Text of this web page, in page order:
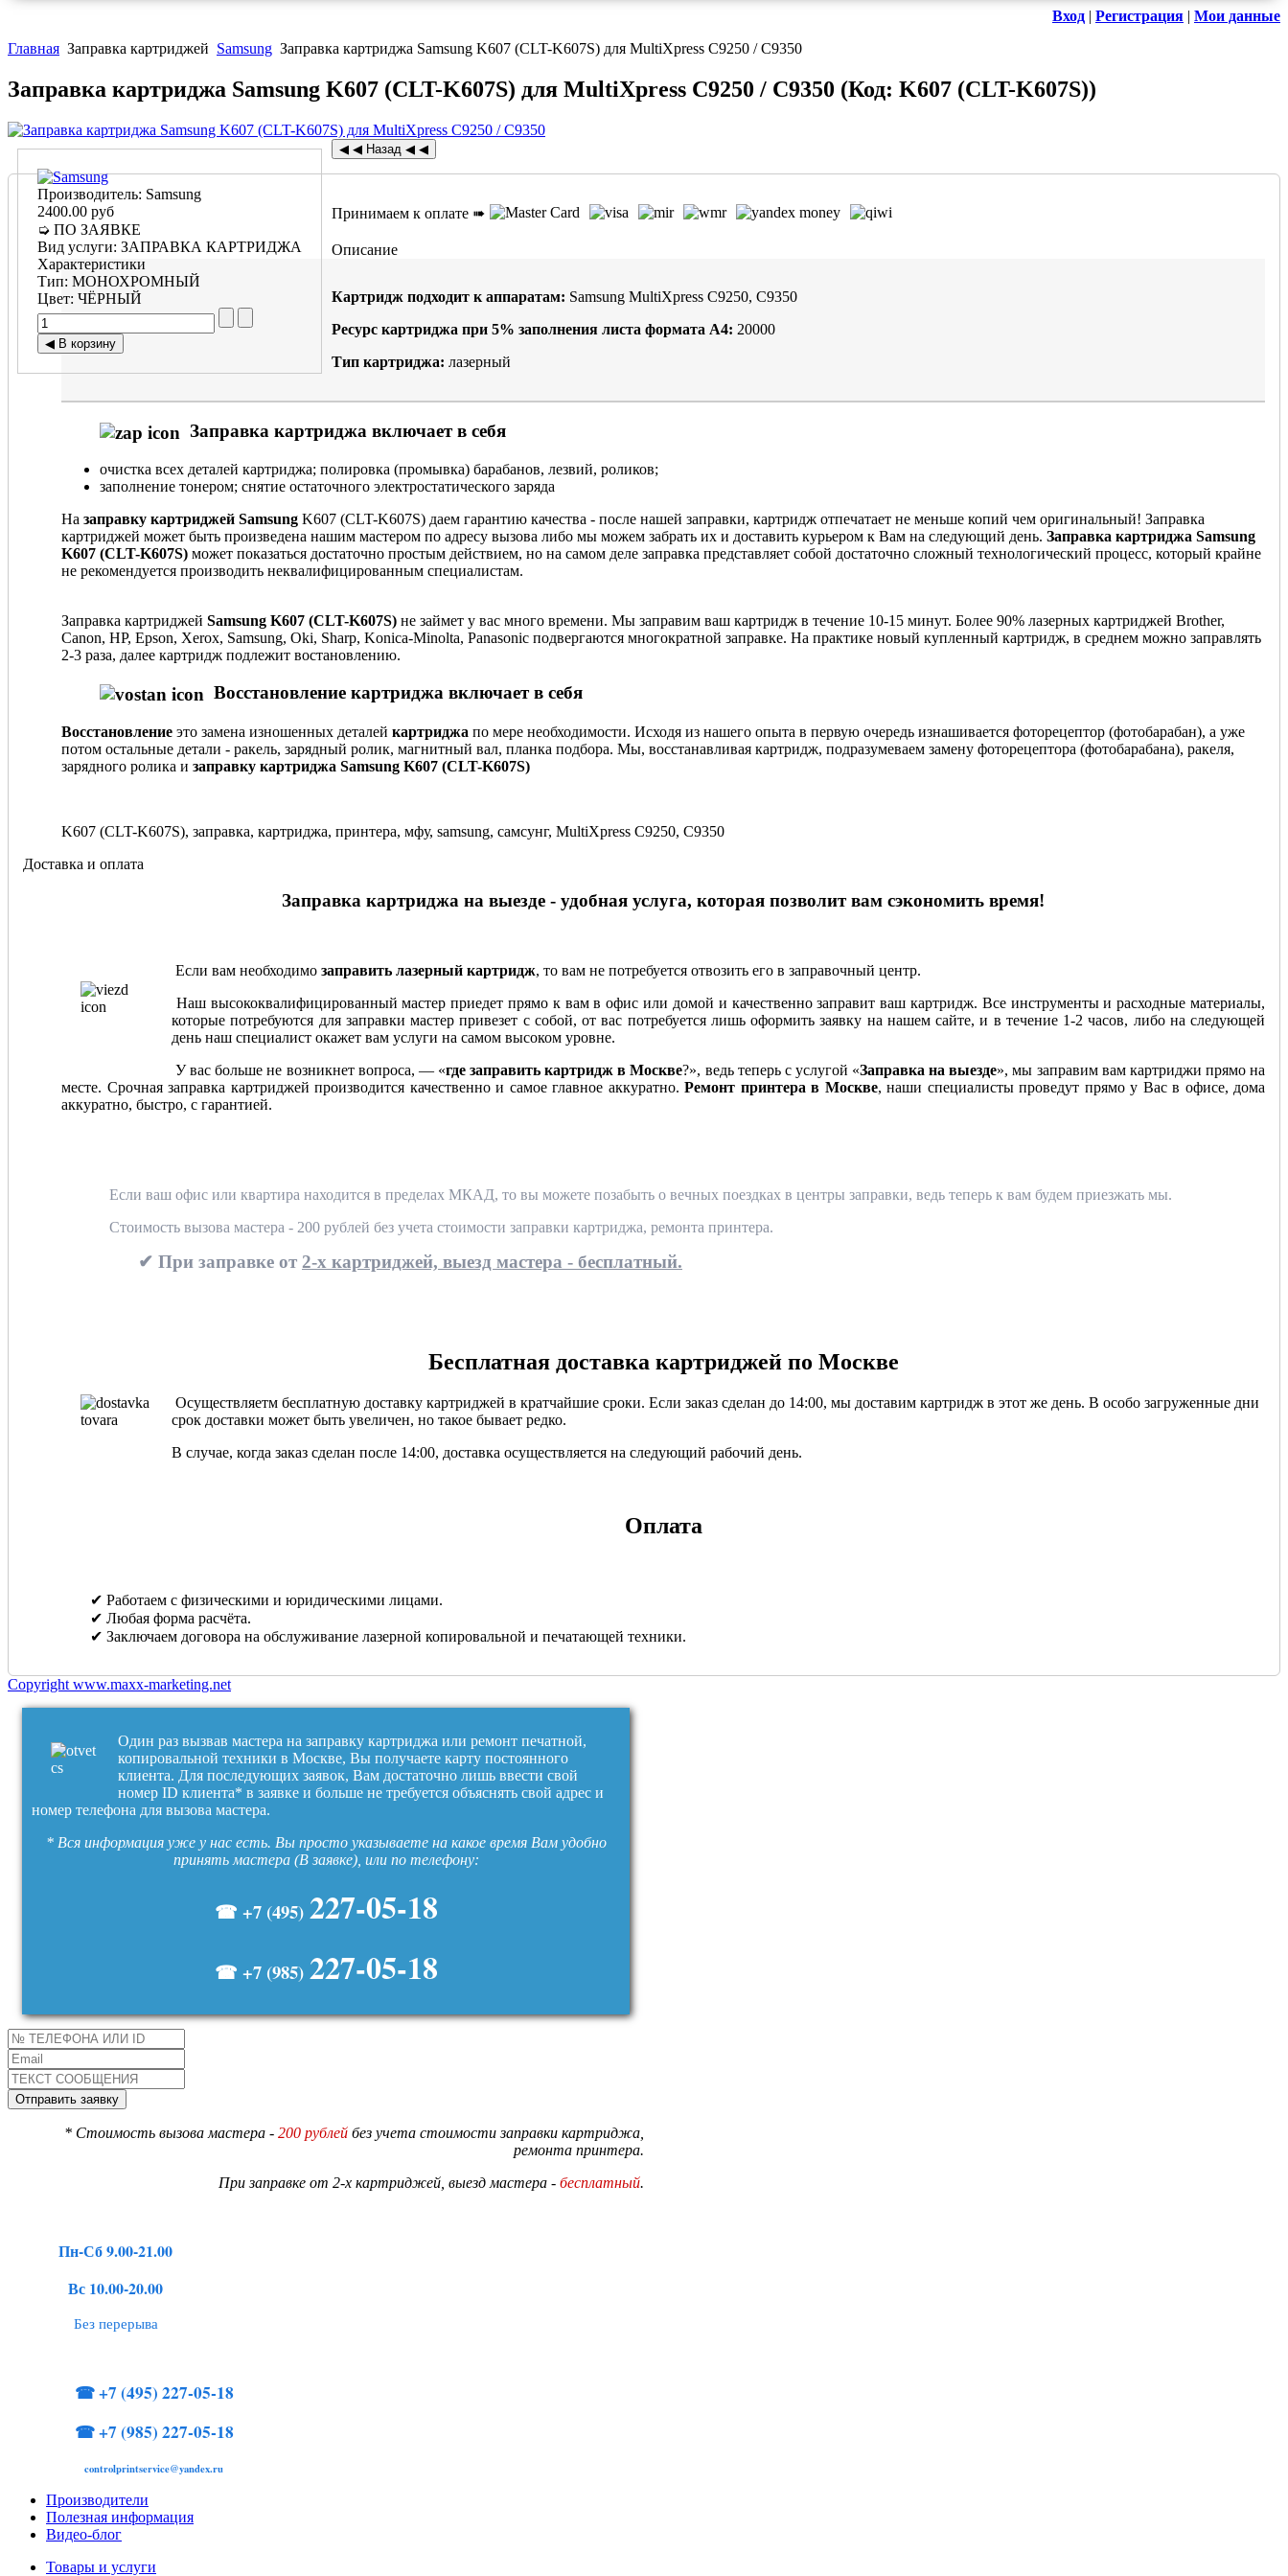
Вход | Регистрация | Мои данные
Главная Заправка картриджей Samsung Заправка картриджа Samsung K607 (CLT-K607S) для MultiXpress C9250 / C9350
Заправка картриджа Samsung K607 (CLT-K607S) для MultiXpress C9250 / C9350 (Код: K607 (CLT-K607S))
Производитель: Samsung
2400.00 руб
➭ ПО ЗАЯВКЕ
Вид услуги: ЗАПРАВКА КАРТРИДЖА
Характеристики
Тип: МОНОХРОМНЫЙ
Цвет: ЧЁРНЫЙ
Принимаем к оплате ➠
Описание
Картридж подходит к аппаратам: Samsung MultiXpress C9250, C9350
Ресурс картриджа при 5% заполнения листа формата А4: 20000
Тип картриджа: лазерный
Заправка картриджа включает в себя
очистка всех деталей картриджа; полировка (промывка) барабанов, лезвий, роликов;
заполнение тонером; снятие остаточного электростатического заряда
На заправку картриджей Samsung K607 (CLT-K607S) даем гарантию качества - после нашей заправки, картридж отпечатает не меньше копий чем оригинальный! Заправка
картриджей может быть произведена нашим мастером по адресу вызова либо мы можем забрать их и доставить курьером к Вам на следующий день. Заправка картриджа Samsung
K607 (CLT-K607S) может показаться достаточно простым действием, но на самом деле заправка представляет собой достаточно сложный технологический процесс, который крайне
не рекомендуется производить неквалифицированным специалистам.
Заправка картриджей Samsung K607 (CLT-K607S) не займет у вас много времени. Мы заправим ваш картридж в течение 10-15 минут. Более 90% лазерных картриджей Brother,
Canon, HP, Epson, Xerox, Samsung, Oki, Sharp, Konica-Minolta, Panasonic подвергаются многократной заправке. На практике новый купленный картридж, в среднем можно заправлять
2-3 раза, далее картридж подлежит востановлению.
Восстановление картриджа включает в себя
Восстановление это замена изношенных деталей картриджа по мере необходимости. Исходя из нашего опыта в первую очередь изнашивается фоторецептор (фотобарабан), а уже
потом остальные детали - ракель, зарядный ролик, магнитный вал, планка подбора. Мы, восстанавливая картридж, подразумеваем замену фоторецептора (фотобарабана), ракеля,
зарядного ролика и заправку картриджа Samsung K607 (CLT-K607S)
K607 (CLT-K607S), заправка, картриджа, принтера, мфу, samsung, самсунг, MultiXpress C9250, C9350
Доставка и оплата
Заправка картриджа на выезде - удобная услуга, которая позволит вам сэкономить время!
Если вам необходимо заправить лазерный картридж, то вам не потребуется отвозить его в заправочный центр.
Наш высококвалифицированный мастер приедет прямо к вам в офис или домой и качественно заправит ваш картридж. Все инструменты и расходные материалы,
которые потребуются для заправки мастер привезет с собой, от вас потребуется лишь оформить заявку на нашем сайте, и в течение 1-2 часов, либо на следующей
день наш специалист окажет вам услуги на самом высоком уровне.
У вас больше не возникнет вопроса, — «где заправить картридж в Москве?», ведь теперь с услугой «Заправка на выезде», мы заправим вам картриджи прямо на
месте. Срочная заправка картриджей производится качественно и самое главное аккуратно. Ремонт принтера в Москве, наши специалисты проведут прямо у Вас в офисе, дома
аккуратно, быстро, с гарантией.
Если ваш офис или квартира находится в пределах МКАД, то вы можете позабыть о вечных поездках в центры заправки, ведь теперь к вам будем приезжать мы.
Стоимость вызова мастера - 200 рублей без учета стоимости заправки картриджа, ремонта принтера.
✔ При заправке от 2-х картриджей, выезд мастера - бесплатный.
Бесплатная доставка картриджей по Москве
Осуществляетм бесплатную доставку картриджей в кратчайшие сроки. Если заказ сделан до 14:00, мы доставим картридж в этот же день. В особо загруженные дни
срок доставки может быть увеличен, но такое бывает редко.
В случае, когда заказ сделан после 14:00, доставка осуществляется на следующий рабочий день.
Оплата
✔ Работаем с физическими и юридическими лицами.
✔ Любая форма расчёта.
✔ Заключаем договора на обслуживание лазерной копировальной и печатающей техники.
Copyright www.maxx-marketing.net
Один раз вызвав мастера на заправку картриджа или ремонт печатной,
копировальной техники в Москве, Вы получаете карту постоянного
клиента. Для последующих заявок, Вам достаточно лишь ввести свой
номер ID клиента* в заявке и больше не требуется объяснять свой адрес и
номер телефона для вызова мастера.
* Вся информация уже у нас есть. Вы просто указываете на какое время Вам удобно
принять мастера (В заявке), или по телефону:
☎ +7 (495) 227-05-18
☎ +7 (985) 227-05-18
* Стоимость вызова мастера - 200 рублей без учета стоимости заправки картриджа,
ремонта принтера.
При заправке от 2-х картриджей, выезд мастера - бесплатный.
Пн-Сб 9.00-21.00
Вс 10.00-20.00
Без перерыва
☎+7 (495) 227-05-18
☎+7 (985) 227-05-18
controlprintservice@yandex.ru
Производители
Полезная информация
Видео-блог
Товары и услуги